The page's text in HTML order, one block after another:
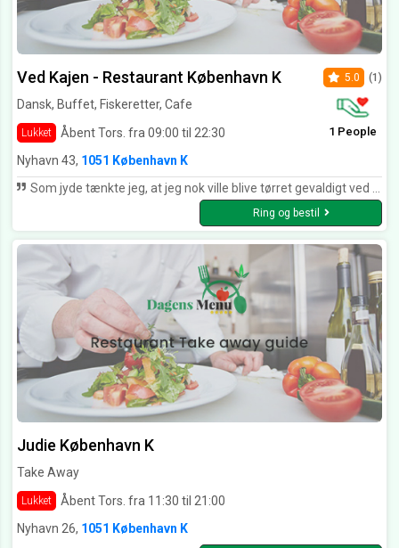
Ved Kajen - Restaurant København K
Dansk, Buffet, Fiskeretter, Cafe
Lukket Åbent Tors. fra 09:00 til 22:30
5.0 (1)
1 People
Nyhavn 43, 1051 København K
Som jyde tænkte jeg, at jeg nok ville blive tørret gevaldigt ved bestilling af en fisketallerken til 179,-. Men det viste sig at blive en dejlig oplevelse. Retten var fyldt med top råvare. Sild der var marineret på gammeldags vis, ny pillede rejer, en udsøgt laks mm. Prisen på maden var ikke for høj tværtimod 👍😊
Ring og bestil
Judie København K
Take Away
Lukket
Åbent Tors. fra 11:30 til 21:00
Nyhavn 26, 1051 København K